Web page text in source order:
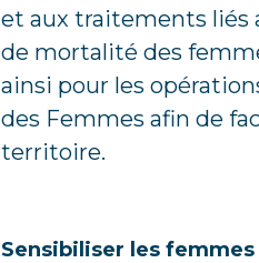
et aux traitements liés
de mortalité des
ainsi pour les
des Femmes afin de
territoire.
Sensibiliser les